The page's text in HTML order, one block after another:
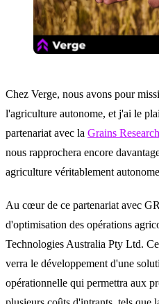
Chez Verge, nous avons pour
l'agriculture autonome, et j'ai le
partenariat avec la Grains
nous rapprochera encore
agriculture véritablement
Au cœur de ce partenariat avec
d'optimisation des opérations
Technologies Australia Pty Ltd.
verra le développement d'une
opérationnelle qui permettra aux